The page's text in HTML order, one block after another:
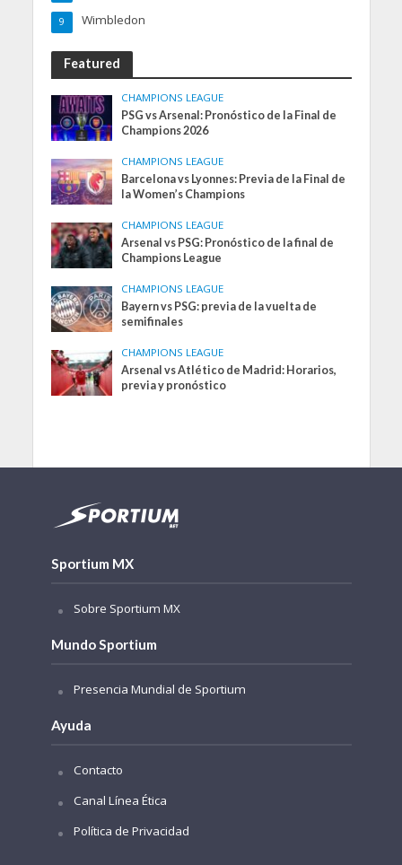
Wimbledon
9
Featured
CHAMPIONS LEAGUE
PSG vs Arsenal: Pronóstico de la Final de
Champions 2026
CHAMPIONS LEAGUE
Barcelona vs Lyonnes: Previa de la Final de
la Women’s Champions
CHAMPIONS LEAGUE
Arsenal vs PSG: Pronóstico de la final de
Champions League
CHAMPIONS LEAGUE
Bayern vs PSG: previa de la vuelta de
semifinales
CHAMPIONS LEAGUE
Arsenal vs Atlético de Madrid: Horarios,
previa y pronóstico
Sportium MX
Sobre Sportium MX
Mundo Sportium
Presencia Mundial de Sportium
Ayuda
Contacto
Canal Línea Ética
Política de Privacidad